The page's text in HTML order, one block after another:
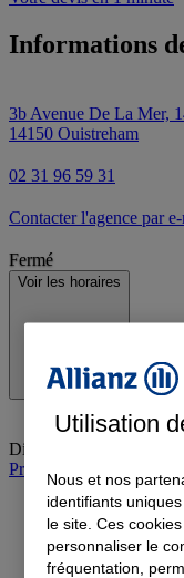
Informations
3b Avenue De La Mer,
14150 Ouistreham
02 31 96 59 31
Contacter l'agence par
Fermé
Voir les horaires
Dimanche
Prendre rendez-vous à
Utilisation
Nous et nos
identifiants
le site. Ces
personnaliser le
fréquentation,